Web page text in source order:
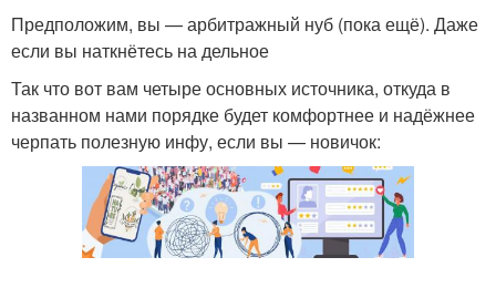
Предположим, вы — арбитражный нуб (пока ещё). Даже
если вы наткнётесь на дельное
Так что вот вам четыре основных источника, откуда в
названном нами порядке будет комфортнее и надёжнее
черпать полезную инфу, если вы — новичок: